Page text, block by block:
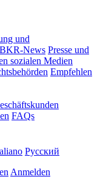
und
News Presse und
sozialen Medien
Empfehlen
FAQs
Pусский
Anmelden